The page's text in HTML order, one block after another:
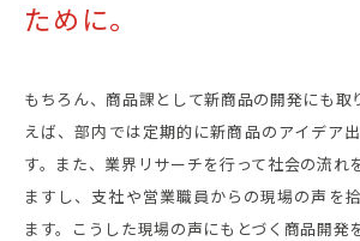
ために。
もちろん、商品課として新商品の開発にも取
えば、部内では定期的に新商品のアイデア
す。また、業界リサーチを行って社会の流れ
ますし、支社や営業職員からの現場の声を
ます。こうした現場の声にもとづく商品開発